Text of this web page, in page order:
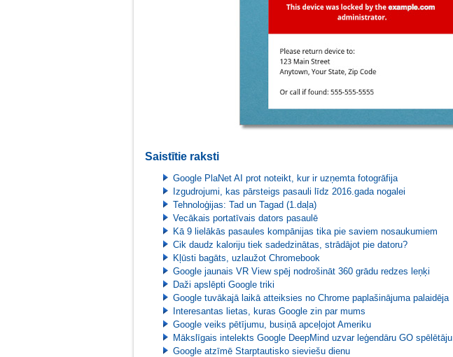
Saistītie raksti
Google PlaNet AI prot noteikt, kur ir uzņemta fotogrāfija
Izgudrojumi, kas pārsteigs pasauli līdz 2016.gada nogalei
Tehnoloģijas: Tad un Tagad (1.daļa)
Vecākais portatīvais dators pasaulē
Kā 9 lielākās pasaules kompānijas tika pie saviem nosaukumiem
Cik daudz kaloriju tiek sadedzinātas, strādājot pie datoru?
Kļūsti bagāts, uzlaužot Chromebook
Google jaunais VR View spēj nodrošināt 360 grādu redzes leņķi
Daži apslēpti Google triki
Google tuvākajā laikā atteiksies no Chrome paplašinājuma palaidēja
Interesantas lietas, kuras Google zin par mums
Google veiks pētījumu, busiņā apceļojot Ameriku
Mākslīgais intelekts Google DeepMind uzvar leģendāru GO spēlētāju
Google atzīmē Starptautisko sieviešu dienu